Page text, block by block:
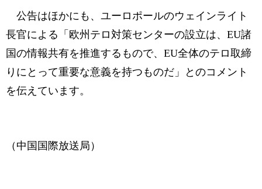
公告はほかにも、ユーロポールのウェインライト
長官による「欧州テロ対策センターの設立は、EU諸
国の情報共有を推進するもので、EU全体のテロ取締
りにとって重要な意義を持つものだ」とのコメント
を伝えています。
（中国国際放送局）